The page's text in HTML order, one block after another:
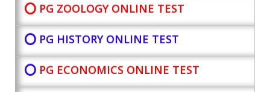
⭕ PG ZOOLOGY ONLINE TEST
⭕ PG HISTORY ONLINE TEST
⭕ PG ECONOMICS ONLINE TEST